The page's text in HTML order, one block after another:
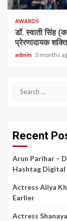
AWARDS
डॉ. स्वाती सिंह
प्रेरणादायक शक्ति
admin 3 months
Search
Recent
Arun Parihar –
Hashtag Digital
Actress Aliya
Earlier
Actress